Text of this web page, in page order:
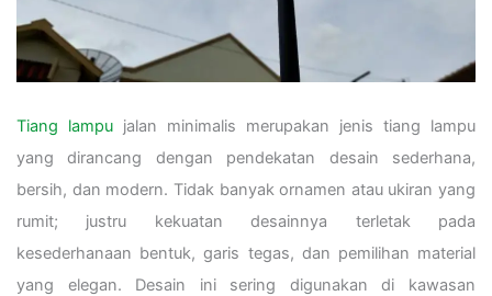
Tiang lampu jalan minimalis merupakan jenis tiang lampu
yang dirancang dengan pendekatan desain sederhana,
bersih, dan modern. Tidak banyak ornamen atau ukiran yang
rumit; justru kekuatan desainnya terletak pada
kesederhanaan bentuk, garis tegas, dan pemilihan material
yang elegan. Desain ini sering digunakan di kawasan